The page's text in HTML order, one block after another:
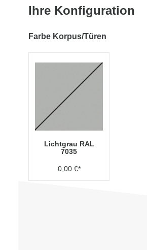
Ihre Konfiguration
Farbe Korpus/Türen
Lichtgrau RAL
7035
0,00 €*